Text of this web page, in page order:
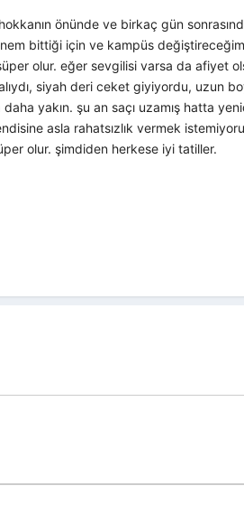
önünde ve birkaç gün
bittiği için ve kampüs
olur. eğer sevgilisi varsa da afiyet
siyah deri ceket giyiyordu, uzun
daha yakın. şu an saçı uzamış hatta
asla rahatsızlık vermek
olur. şimdiden herkese iyi tatiller.